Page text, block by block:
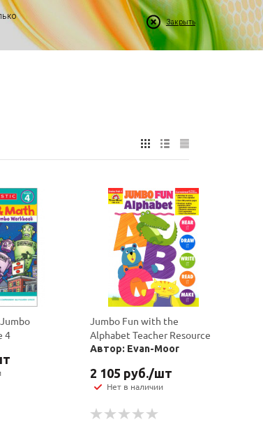
Закрыть
4
Jumbo Fun with the
Alphabet Teacher Resource
Автор: Evan-Moor
2 105 руб./шт
Нет в наличии